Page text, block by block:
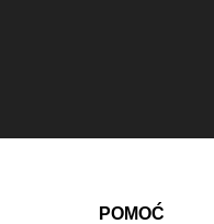
POMOĆ